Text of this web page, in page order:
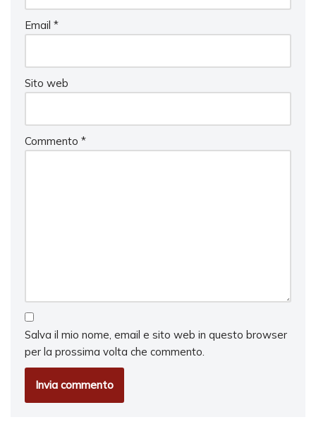
Email *
Sito web
Commento *
Salva il mio nome, email e sito web in questo browser
per la prossima volta che commento.